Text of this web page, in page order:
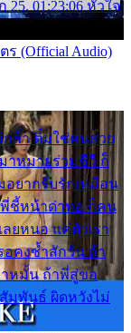
01:23:06 หัวใจ
ร (Official Audio)
กล้า ติ๋มใช่คนสวย
าหมายร่วมชีวี ก็
อยากรับรักเหมือน
ชี้หน้าด่าทอ ก็คน
ยหนอ แค่ตัวเรา
คงช้ำสักวัน ถ้า
าหมั้น ถ้าพี่สู่ขอ
มพันธ์ ผิดหวังไม่